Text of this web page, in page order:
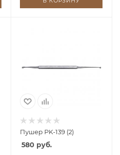
Пушер PK-139 (2)
580 руб.